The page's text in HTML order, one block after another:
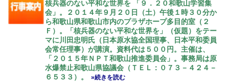
核兵器のない平和な世界を 「９．２０和歌山学習集
会」。２０１４年９月２０日（土）午後１時３０分か
ら和歌山県和歌山市内のプラザホープ多目的室（２
Ｆ）。「核兵器のない平和な世界を」（仮題）をテー
マに川田忠明氏（日本原水協全国理事、日本平和委員
会常任理事）が講演。資料代は５００円。主催は、
「２０１５年ＮＰＴ和歌山推進委員会」。事務局は原
水爆禁止和歌山県協議会（ＴＥＬ：０７３－４２４－
６５３３）。
»続きを読む